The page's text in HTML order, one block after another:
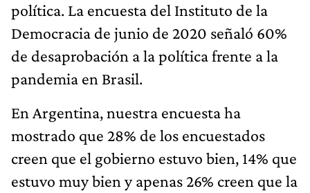
política. La encuesta del Instituto de la
Democracia de junio de 2020 señaló 60%
de desaprobación a la política frente a la
pandemia en Brasil.
En Argentina, nuestra encuesta ha
mostrado que 28% de los encuestados
creen que el gobierno estuvo bien, 14% que
estuvo muy bien y apenas 26% creen que la